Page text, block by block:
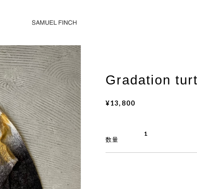
Gradation
¥13,800
数量